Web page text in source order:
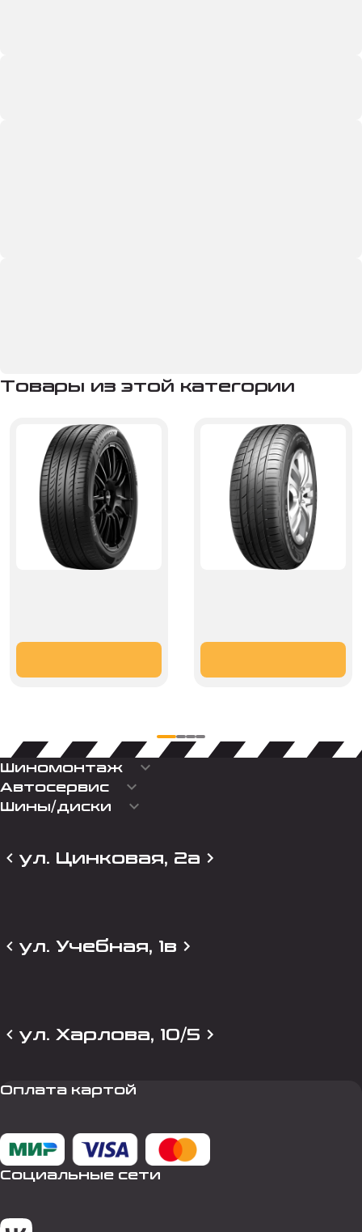
Товары из этой категории
Шиномонтаж keyboard_arrow_down
Автосервис keyboard_arrow_down
Шины/диски keyboard_arrow_down
ул. Цинковая, 2а
ул. Учебная, 1в
ул. Харлова, 10/5
Оплата картой
Социальные сети